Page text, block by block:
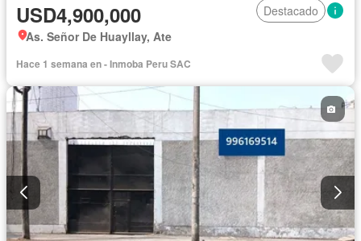
USD4,900,000
Destacado
As. Señor De Huayllay, Ate
Hace 1 semana en - Inmoba Peru SAC